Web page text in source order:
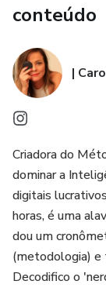
Não importa se
prompt já vem
definidos — é só
Pare de encarar
👇 Acesse
funcionando
conteúdo
|
Criadora do
dominar a
digitais
horas, é uma
dou um
(metodologia) e
Decodifico o